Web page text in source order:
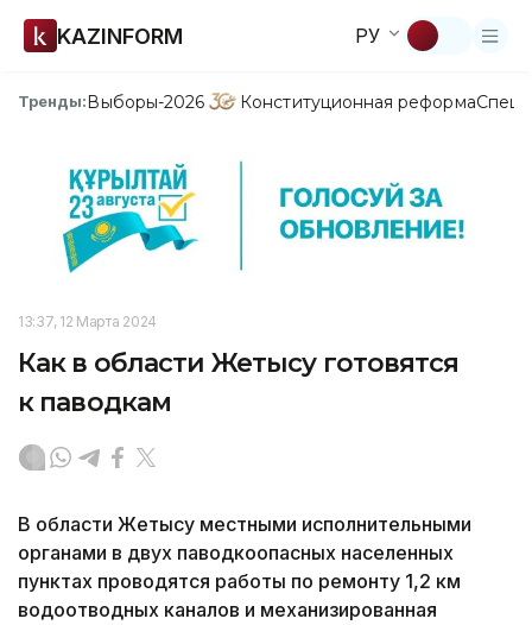
KAZINFORM РУ
Тренды:Выборы-2026 Конституционная реформа
13:37, 12 Марта 2024
Как в области Жетысу готовятся
к паводкам
В области Жетысу местными исполнительными
органами в двух паводкоопасных населенных
пунктах проводятся работы по ремонту 1,2 км
водоотводных каналов и механизированная